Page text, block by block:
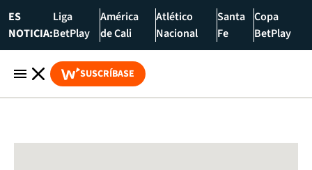
ES
NOTICIA:
Liga
BetPlay
América
de Cali
Atlético
Nacional
Santa
Fe
Copa
BetPlay
SUSCRÍBASE